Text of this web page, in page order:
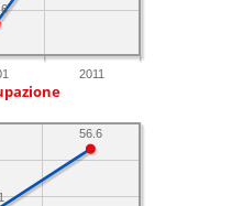
2011
56.6